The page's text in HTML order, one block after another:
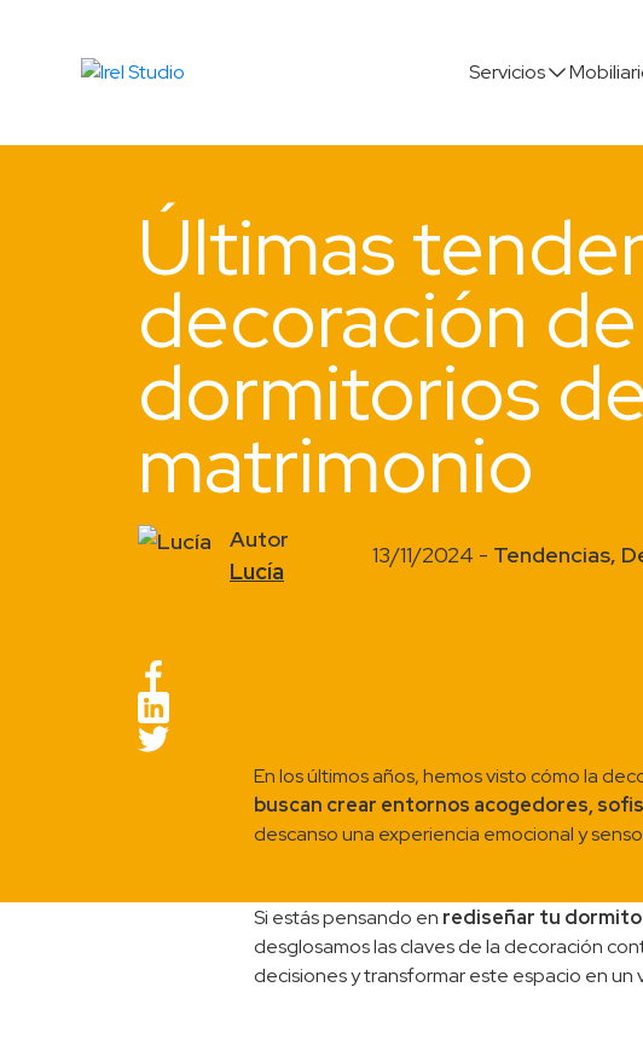
Servicios
Últimas
decoración de
dormitorios
matrimonio
Autor
Lucía
13/11/2024 - Tendencias,
En los últimos años, hemos visto cómo la
buscan crear entornos acogedores,
descanso una experiencia emocional y
Si estás pensando en rediseñar tu
desglosamos las claves de la decoración
decisiones y transformar este espacio en